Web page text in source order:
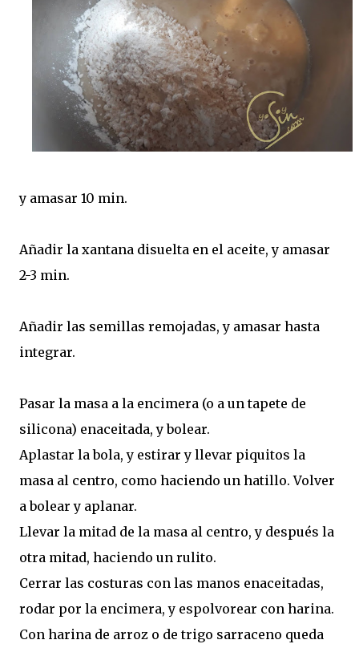
y amasar 10 min.
Añadir la xantana disuelta en el aceite, y amasar
2-3 min.
Añadir las semillas remojadas, y amasar hasta
integrar.
Pasar la masa a la encimera (o a un tapete de
silicona) enaceitada, y bolear.
Aplastar la bola, y estirar y llevar piquitos la
masa al centro, como haciendo un hatillo. Volver
a bolear y aplanar.
Llevar la mitad de la masa al centro, y después la
otra mitad, haciendo un rulito.
Cerrar las costuras con las manos enaceitadas,
rodar por la encimera, y espolvorear con harina.
Con harina de arroz o de trigo sarraceno queda